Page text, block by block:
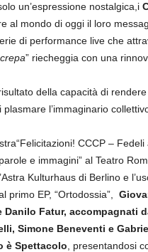
un’espressione nostalgica,i
al mondo di oggi il loro
di performance live che
” riecheggia con una
della capacità di
l’immaginario
CCCP –
e immagini” al Teatro
Kulturhaus di Berlino e
primo EP, “Ortodossia”,
Danilo Fatur, accompagnati
Simone Beneventi e
è Spettacolo , presentandosi